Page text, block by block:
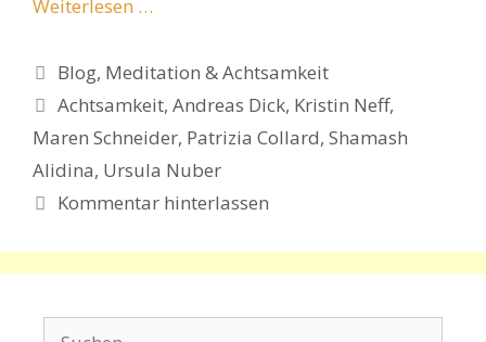
Weiterlesen …
Kategorien
Blog, Meditation & Achtsamkeit
Schlagwörter
Achtsamkeit,Andreas Dick, Kristin Neff,
Maren Schneider, Patrizia Collard, Shamash
Alidina, Ursula Nuber
Kommentar hinterlassen